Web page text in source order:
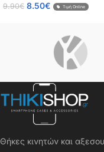
100%, OEM, 0.26mm
9.90€ 8.50€ Τιμή Online
Θήκες κινητών και